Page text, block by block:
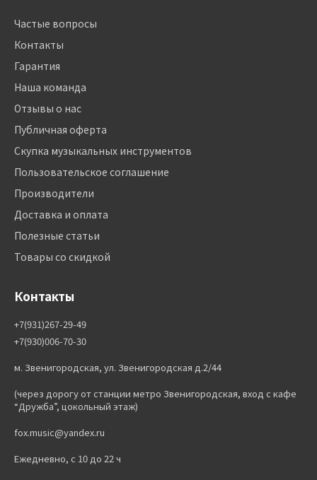
Частые вопросы
Контакты
Гарантия
Наша команда
Отзывы о нас
Публичная оферта
Скупка музыкальных инструментов
Пользовательское соглашение
Производители
Доставка и оплата
Полезные статьи
Товары со скидкой
Контакты
+7(931)267-29-49
+7(930)006-70-30
м. Звенигородская, ул. Звенигородская д.2/44
(через дорогу от станции метро Звенигородская, вход с кафе
“Дружба”, цокольный этаж)
fox.music@yandex.ru
Ежедневно, с 10 до 22 ч